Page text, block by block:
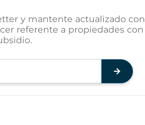
y mantente actualizado con
referente a propiedades con